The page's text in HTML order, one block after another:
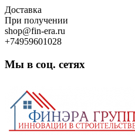
Skip
to
content
Доставка
При получении
shop@fin-era.ru
+74959601028
Мы в соц. сетях